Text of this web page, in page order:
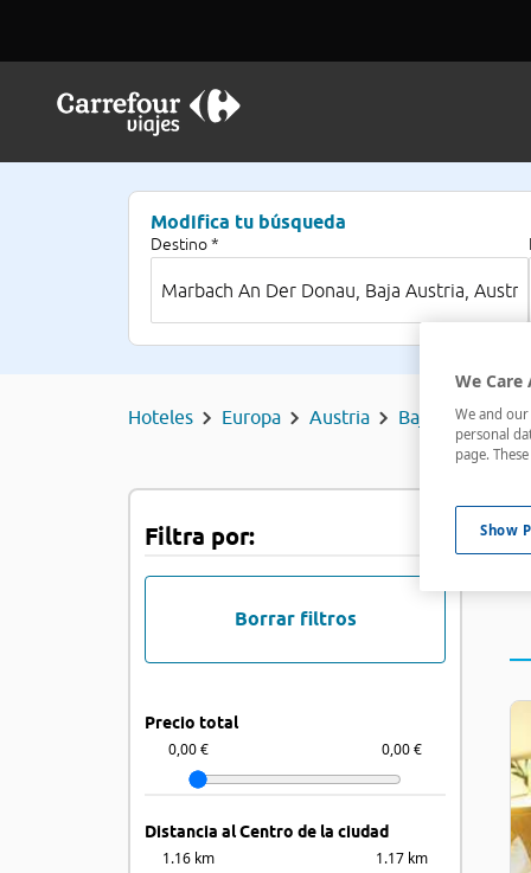
Modifica tu búsqueda
Destino *
Hoteles Europa Austria Baja Austria
Filtra por:
Borrar filtros
Precio total
0,00 € 0,00 €
Distancia al Centro de la ciudad
1.16 km 1.17 km
We
We and
personal
page.
Show